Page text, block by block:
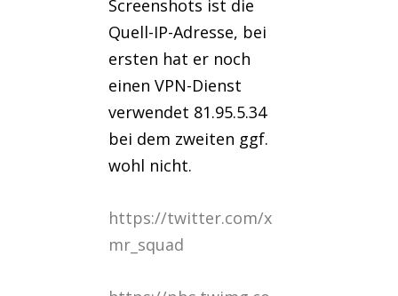
Screenshots ist die
Quell-IP-Adresse, bei
ersten hat er noch
einen VPN-Dienst
verwendet 81.95.5.34
bei dem zweiten ggf.
wohl nicht.
https://twitter.com/x
mr_squad